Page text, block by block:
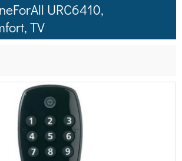
URC6410,
TV